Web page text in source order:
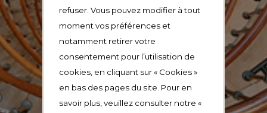
refuser. Vous pouvez modifier à tout
moment vos préférences et
notamment retirer votre
consentement pour l’utilisation de
cookies, en cliquant sur « Cookies »
en bas des pages du site. Pour en
savoir plus, veuillez consulter notre «